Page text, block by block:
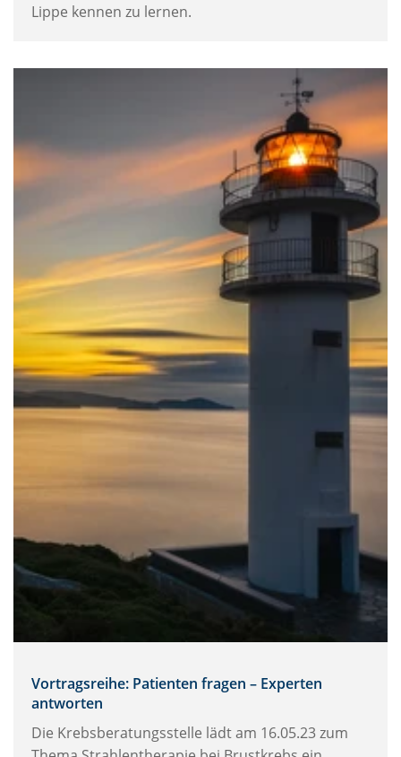
Lippe kennen zu lernen.
Vortragsreihe: Patienten fragen – Experten
antworten
Die Krebsberatungsstelle lädt am 16.05.23 zum